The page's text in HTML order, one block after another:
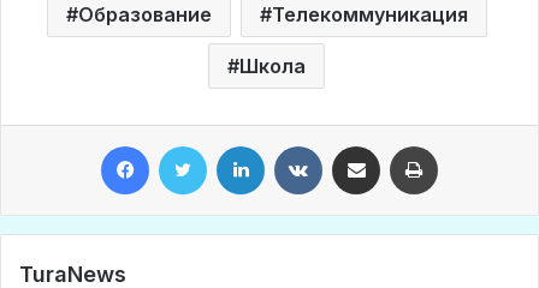
Образование Телекоммуникация
Школа
TuraNews